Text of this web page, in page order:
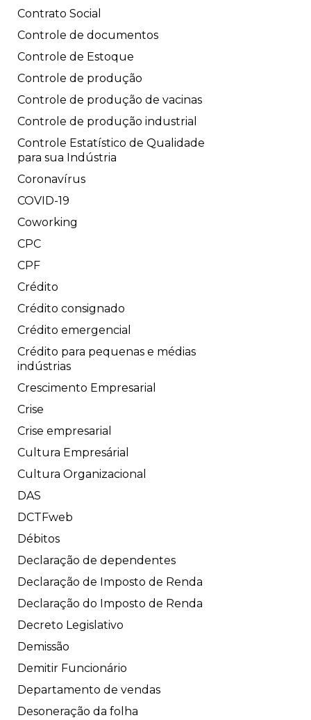
Contrato Social
Controle de documentos
Controle de Estoque
Controle de produção
Controle de produção de vacinas
Controle de produção industrial
Controle Estatístico de Qualidade
para sua Indústria
Coronavírus
COVID-19
Coworking
CPC
CPF
Crédito
Crédito consignado
Crédito emergencial
Crédito para pequenas e médias
indústrias
Crescimento Empresarial
Crise
Crise empresarial
Cultura Empresárial
Cultura Organizacional
DAS
DCTFweb
Débitos
Declaração de dependentes
Declaração de Imposto de Renda
Declaração do Imposto de Renda
Decreto Legislativo
Demissão
Demitir Funcionário
Departamento de vendas
Desoneração da folha